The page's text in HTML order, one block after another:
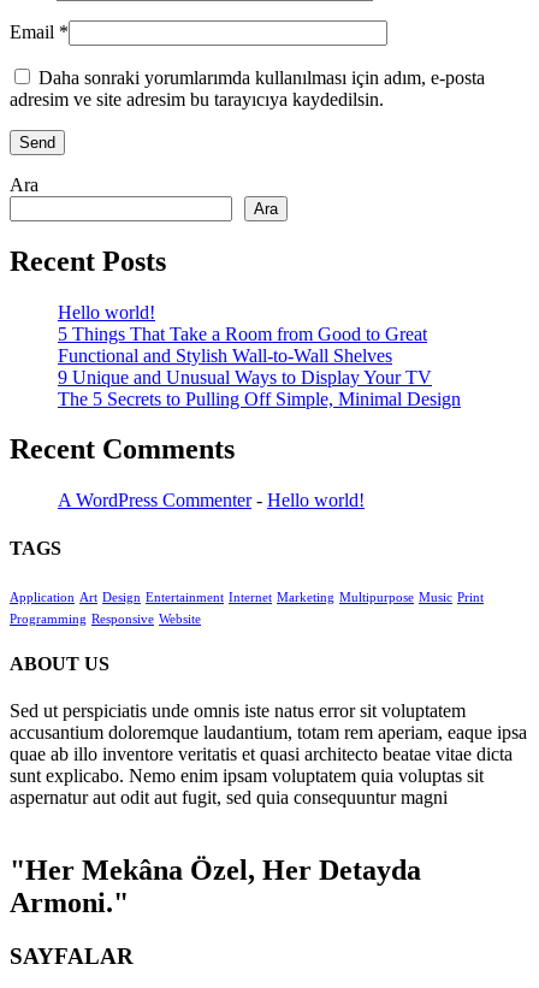
Email *
Daha sonraki yorumlarımda kullanılması için adım, e-posta
adresim ve site adresim bu tarayıcıya kaydedilsin.
Ara
Ara
Recent Posts
Hello world!
5 Things That Take a Room from Good to Great
Functional and Stylish Wall-to-Wall Shelves
9 Unique and Unusual Ways to Display Your TV
The 5 Secrets to Pulling Off Simple, Minimal Design
Recent Comments
A WordPress Commenter- Hello world!
TAGS
Application Art Design Entertainment Internet Marketing Multipurpose Music Print
Programming Responsive Website
ABOUT US
Sed ut perspiciatis unde omnis iste natus error sit voluptatem
accusantium doloremque laudantium, totam rem aperiam, eaque ipsa
quae ab illo inventore veritatis et quasi architecto beatae vitae dicta
sunt explicabo. Nemo enim ipsam voluptatem quia voluptas sit
aspernatur aut odit aut fugit, sed quia consequuntur magni
"Her Mekâna Özel, Her Detayda
Armoni."
SAYFALAR